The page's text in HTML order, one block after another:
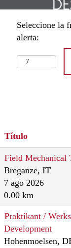
Seleccione la
alerta:
Título
Field Mechanical
Breganze, IT
7 ago 2026
0.00 km
Praktikant /
Development
Hohenmoelsen,